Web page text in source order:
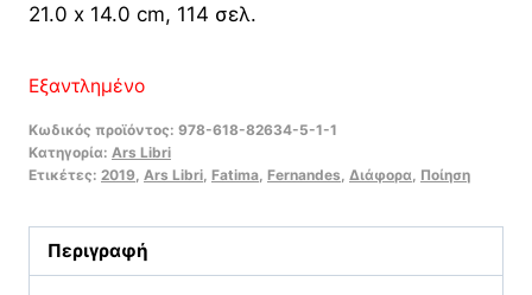
21.0 x 14.0 cm, 114 σελ.
Εξαντλημένο
Κωδικός προϊόντος: 978-618-82634-5-1-1
Κατηγορία: Ars Libri
Ετικέτες: 2019, Ars Libri, Fatima, Fernandes, Διάφορα, Ποίηση
Περιγραφή